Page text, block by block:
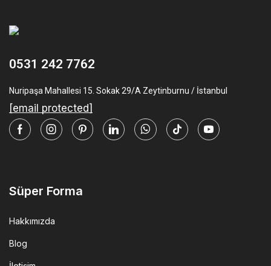
0531 242 7762
Nuripaşa Mahallesi 15. Sokak 29/A Zeytinburnu / İstanbul
[email protected]
FacebookInstagramPinterestLinkedinWhatsapp
Tik-
Youtube
Süper Forma
Hakkımızda
Blog